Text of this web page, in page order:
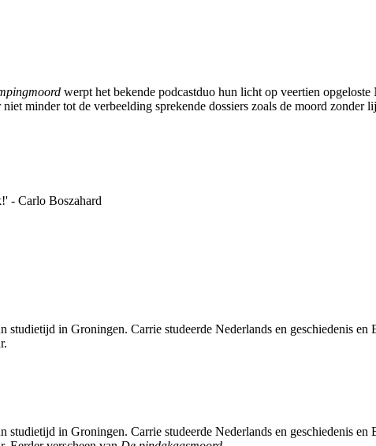
werpt het bekende podcastduo hun licht op veertien
minder tot de verbeelding sprekende dossiers zoals de moord zonder
- Carlo Boszahard
in Groningen. Carrie studeerde Nederlands en geschiedenis en
in Groningen. Carrie studeerde Nederlands en geschiedenis en